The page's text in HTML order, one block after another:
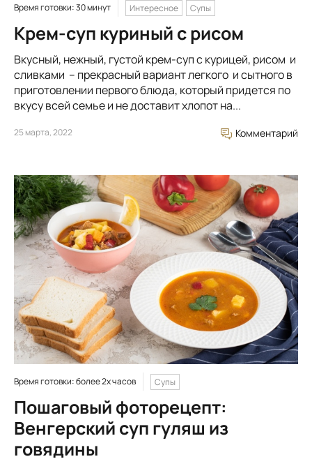
Время готовки: 30 минут Интересное Супы
Крем-суп куриный с рисом
Вкусный, нежный, густой крем-суп с курицей, рисом и
сливками – прекрасный вариант легкого и сытного в
приготовлении первого блюда, который придется по
вкусу всей семье и не доставит хлопот на...
25 марта, 2022 Комментарий
Время готовки: более 2х часов Супы
Пошаговый фоторецепт:
Венгерский суп гуляш из
говядины